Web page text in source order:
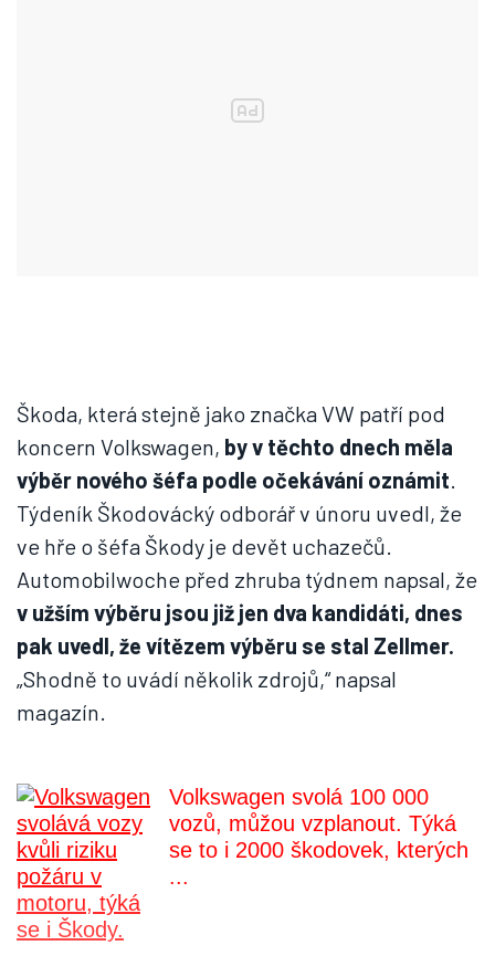
Škoda, která stejně jako značka VW patří pod
koncern Volkswagen, by v těchto dnech měla
výběr nového šéfa podle očekávání oznámit.
Týdeník Škodovácký odborář v únoru uvedl, že
ve hře o šéfa Škody je devět uchazečů.
Automobilwoche před zhruba týdnem napsal, že
v užším výběru jsou již jen dva kandidáti, dnes
pak uvedl, že vítězem výběru se stal Zellmer.
„Shodně to uvádí několik zdrojů,“ napsal
magazín.
Volkswagen svolá 100 000
vozů, můžou vzplanout. Týká
se to i 2000 škodovek, kterých
...